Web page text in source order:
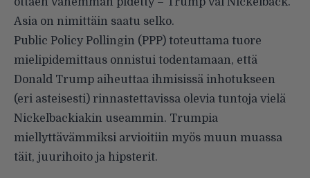
Asia on nimittäin saatu selko.
Public Policy Pollingin (PPP) toteuttama tuore
mielipidemittaus onnistui todentamaan, että
Donald Trump aiheuttaa ihmisissä inhotukseen
(eri asteisesti) rinnastettavissa olevia tuntoja vielä
Nickelbackiakin useammin. Trumpia
miellyttävämmiksi arvioitiin myös muun muassa
täit, juurihoito ja hipsterit.